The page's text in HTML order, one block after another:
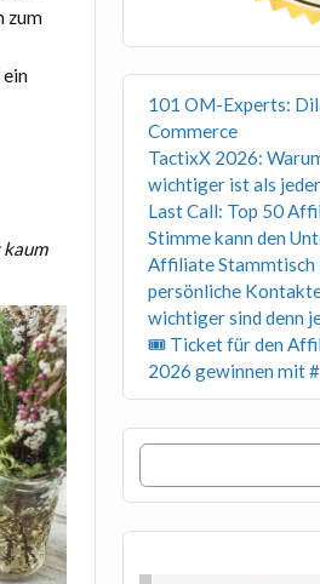
zum
101 OM-Experts:
Commerce
TactixX 2026:
wichtiger ist als
Last Call: Top 50
Stimme kann den
Affiliate Stammtisch
persönliche
wichtiger sind denn
🎟 Ticket für den
2026 gewinnen mit
Suchen